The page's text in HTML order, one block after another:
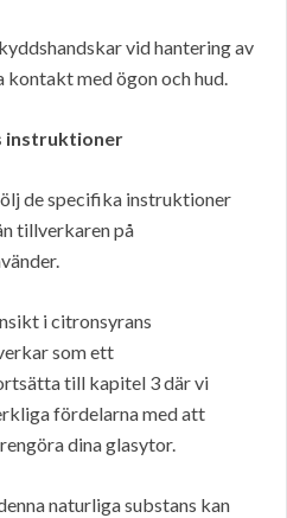
vid hantering av
med ögon och hud.
instruktioner
de specifika instruktioner
tillverkaren på
i citronsyrans
som ett
till kapitel 3 där vi
fördelarna med att
dina glasytor.
naturliga substans kan